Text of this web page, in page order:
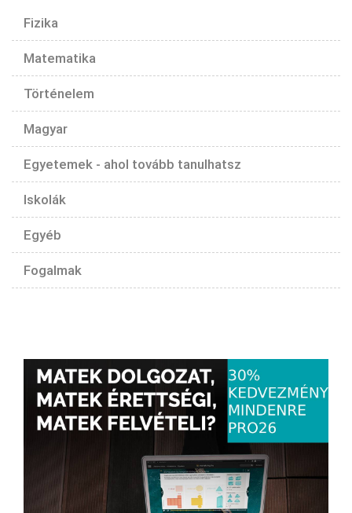
Fizika
Matematika
Történelem
Magyar
Egyetemek - ahol tovább tanulhatsz
Iskolák
Egyéb
Fogalmak